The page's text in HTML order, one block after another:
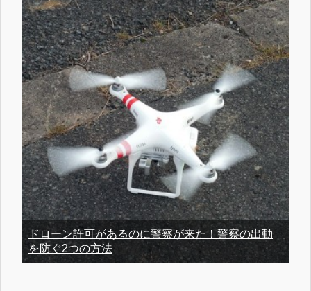
ドローン許可があるのに警察が来た！警察の出動
を防ぐ2つの方法